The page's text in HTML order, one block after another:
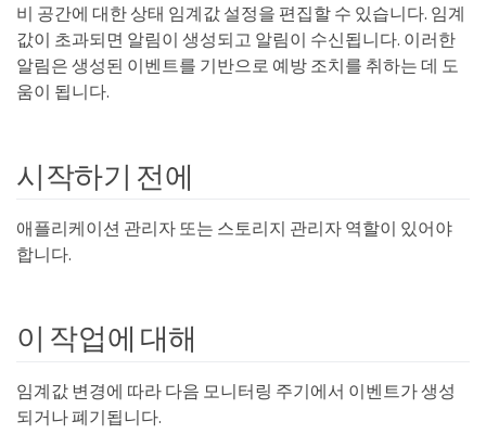
비 공간에 대한 상태 임계값 설정을 편집할 수 있습니다. 임계
값이 초과되면 알림이 생성되고 알림이 수신됩니다. 이러한
알림은 생성된 이벤트를 기반으로 예방 조치를 취하는 데 도
움이 됩니다.
시작하기 전에
애플리케이션 관리자 또는 스토리지 관리자 역할이 있어야
합니다.
이 작업에 대해
임계값 변경에 따라 다음 모니터링 주기에서 이벤트가 생성
되거나 폐기됩니다.